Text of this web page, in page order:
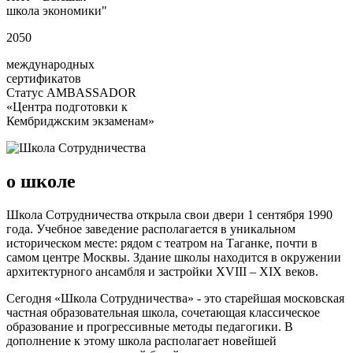
школа экономики"
2050
международных
сертификатов
Статус AMBASSADOR
«Центра подготовки к
Кембриджским экзаменам»
о школе
Школа Сотрудничества открыла свои двери 1 сентября 1990
года. Учебное заведение располагается в уникальном
историческом месте: рядом с театром на Таганке, почти в
самом центре Москвы. Здание школы находится в окружении
архитектурного ансамбля и застройки XVIII – XIX веков.
Сегодня «Школа Сотрудничества» - это старейшая московская
частная образовательная школа, сочетающая классическое
образование и прогрессивные методы педагогики. В
дополнение к этому школа располагает новейшей